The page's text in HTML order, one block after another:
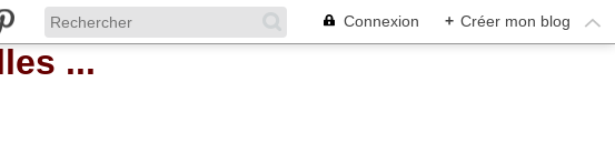
Connexion + Créer mon blog